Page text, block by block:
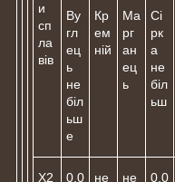
и
сп
ла
вів
Ву
гл
ец
ь
не
біл
ьш
е
Кр
ем
ній
Ма
рг
ан
ец
ь
Сі
рк
а
не
біл
ьш
Х2
0,0
не
не
0,0